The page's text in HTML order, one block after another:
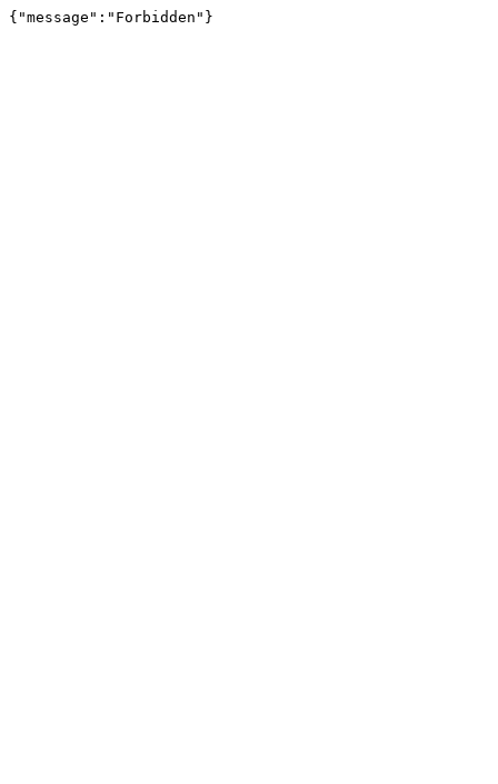
{"message":"Forbidden"}